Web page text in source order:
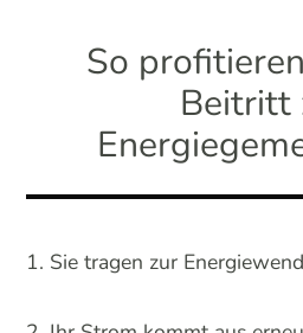
So
Beitritt
Sie tragen zur